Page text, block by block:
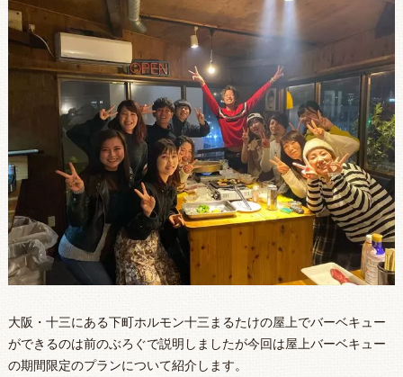
大阪・十三にある下町ホルモン十三まるたけの屋上でバーベキュー
ができるのは前のぶろぐで説明しましたが今回は屋上バーベキュー
の期間限定のプランについて紹介します。